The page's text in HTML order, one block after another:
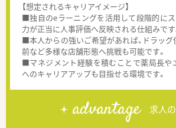
【想定されるキャリアイメージ】
■独自のeラーニングを活用して段階的にス
力が正当に人事評価へ反映される仕組みです
■本人からの強いご希望があれば、ドラッ
前など多様な店舗形態へ挑戦も可能です。
■マネジメント経験を積むことで薬局長や
へのキャリアアップも目指せる環境です。
advantage 求人